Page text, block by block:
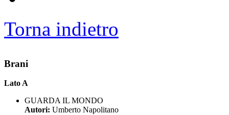
Torna indietro
Brani
Lato A
GUARDA IL MONDO
Autori: Umberto Napolitano